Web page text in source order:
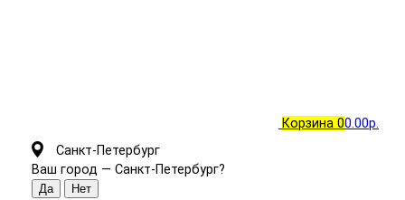
Корзина 00.00р.
Санкт-Петербург
Ваш город — Санкт-Петербург?